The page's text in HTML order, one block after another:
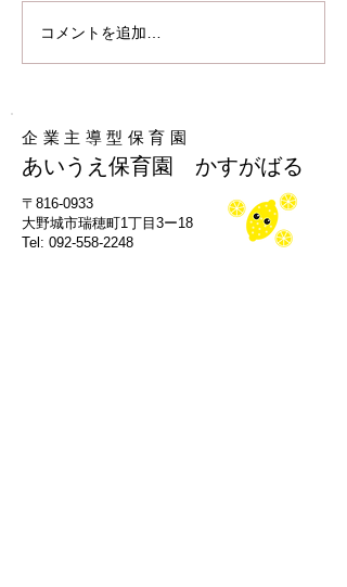
おままごとをしました♪
コメントを追加…
​〒816-0933
大野城市瑞穂町1丁目3ー18
Tel: 092-558-2248
企業主導型保育園
あいうえ保育園 かすがばる